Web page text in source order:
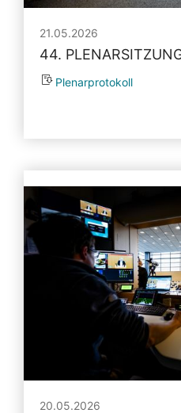
21.05.2026
44.
Plenarprotokoll
20.05.2026